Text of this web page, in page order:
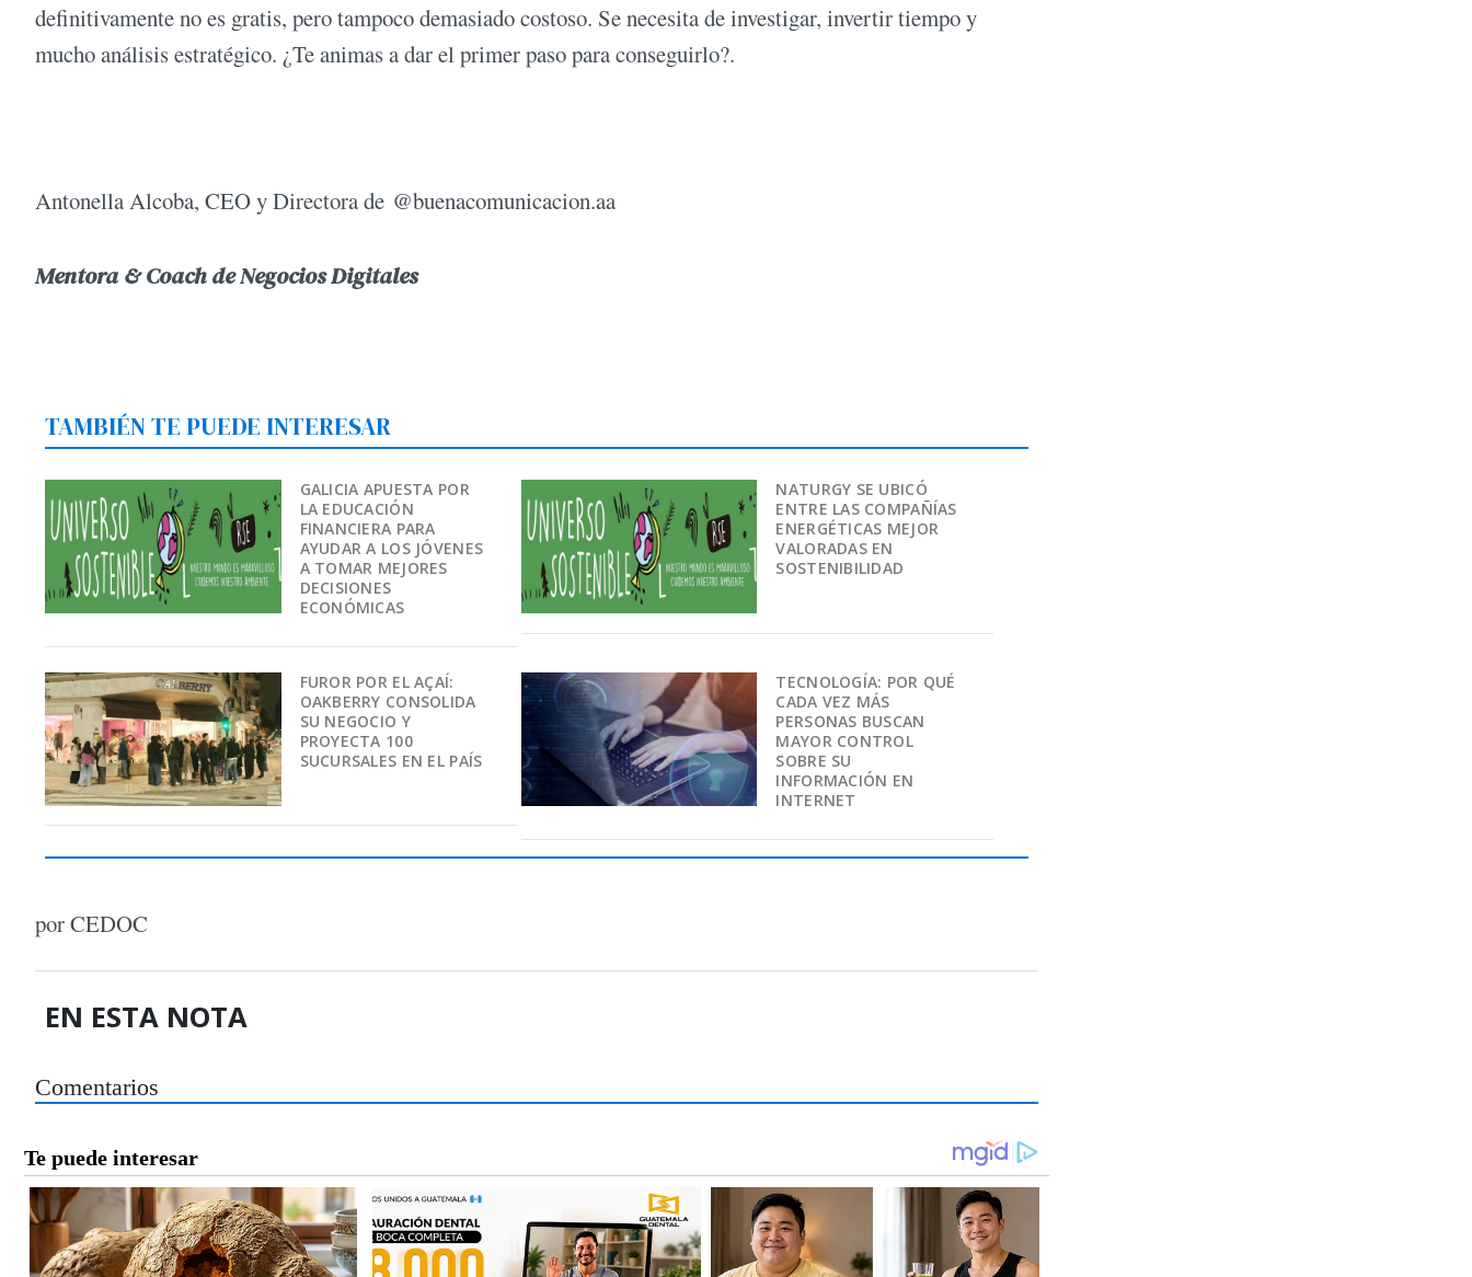
definitivamente no es gratis, pero tampoco demasiado costoso. Se necesita de investigar, invertir tiempo y
mucho análisis estratégico. ¿Te animas a dar el primer paso para conseguirlo?.
Antonella Alcoba, CEO y Directora de @buenacomunicacion.aa
Mentora & Coach de Negocios Digitales
TAMBIÉN TE PUEDE INTERESAR
GALICIA APUESTA POR
LA EDUCACIÓN
FINANCIERA PARA
AYUDAR A LOS JÓVENES
A TOMAR MEJORES
DECISIONES
ECONÓMICAS
NATURGY SE UBICÓ
ENTRE LAS COMPAÑÍAS
ENERGÉTICAS MEJOR
VALORADAS EN
SOSTENIBILIDAD
FUROR POR EL AÇAÍ:
OAKBERRY CONSOLIDA
SU NEGOCIO Y
PROYECTA 100
SUCURSALES EN EL PAÍS
TECNOLOGÍA: POR QUÉ
CADA VEZ MÁS
PERSONAS BUSCAN
MAYOR CONTROL
SOBRE SU
INFORMACIÓN EN
INTERNET
por CEDOC
EN ESTA NOTA
Comentarios